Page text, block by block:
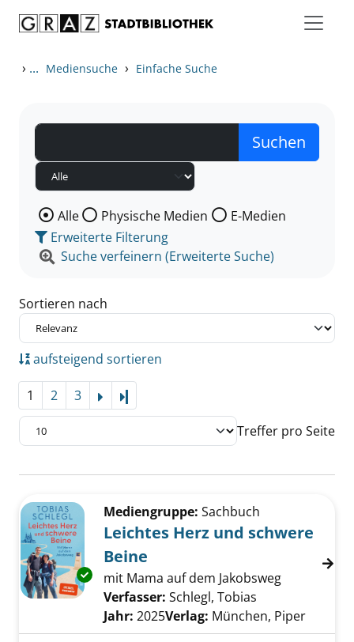
› ... Mediensuche › Einfache Suche
Wählen Sie die Medienart nach der Sie suchen wollen.
Alle Physische Medien
E-Medien
Erweiterte Filterung
Suche verfeinern (Erweiterte Suche)
Sortieren nach
aufsteigend sortieren
1 2 3
Treffer pro Seite
Zu den Suchfiltern springen
Exemplar-Details von Leichtes Herz und
Mediengruppe: Sachbuch
Leichtes Herz und schwere
Beine
mit Mama auf dem Jakobsweg
Verfasser: Schlegl, Tobias
Jahr: 2025Verlag: München, Piper